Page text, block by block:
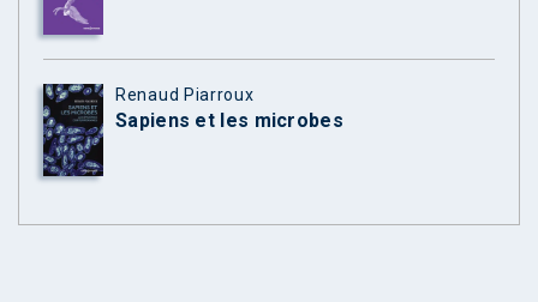
Renaud Piarroux
Sapiens et les microbes